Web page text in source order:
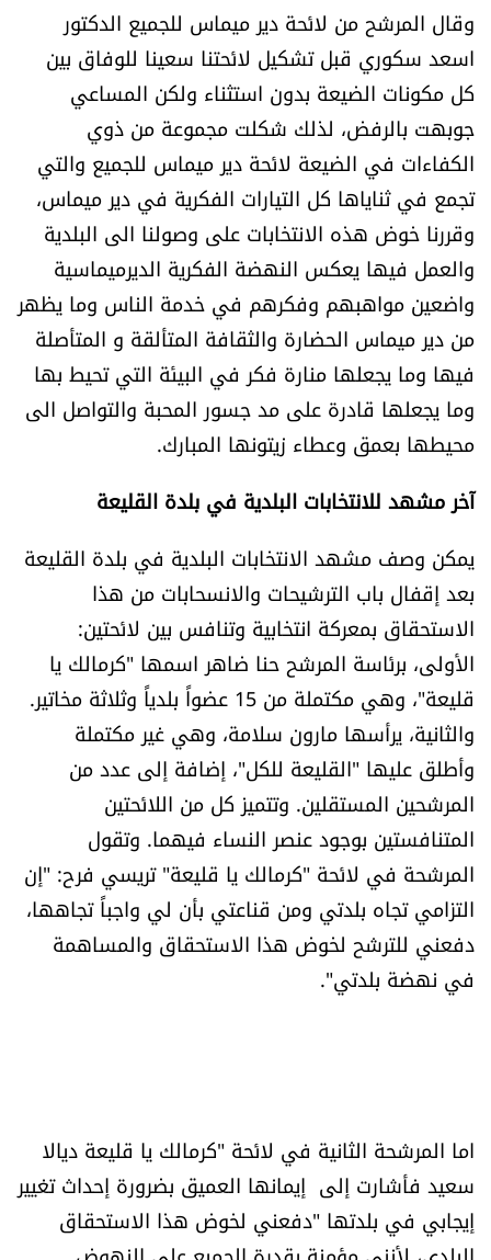
وقال المرشح من لائحة دير ميماس للجميع الدكتور
اسعد سكوري قبل تشكيل لائحتنا سعينا للوفاق بين
كل مكونات الضيعة بدون استثناء ولكن المساعي
جوبهت بالرفض، لذلك شكلت مجموعة من ذوي
الكفاءات في الضيعة لائحة دير ميماس للجميع والتي
تجمع في ثناياها كل التيارات الفكرية في دير ميماس،
وقررنا خوض هذه الانتخابات على وصولنا الى البلدية
والعمل فيها يعكس النهضة الفكرية الديرميماسية
واضعين مواهبهم وفكرهم في خدمة الناس وما يظهر
من دير ميماس الحضارة والثقافة المتألقة و المتأصلة
فيها وما يجعلها منارة فكر في البيئة التي تحيط بها
وما يجعلها قادرة على مد جسور المحبة والتواصل الى
محيطها بعمق وعطاء زيتونها المبارك.
آخر مشهد للانتخابات البلدية في بلدة القليعة
يمكن وصف مشهد الانتخابات البلدية في بلدة القليعة
بعد إقفال باب الترشيحات والانسحابات من هذا
الاستحقاق بمعركة انتخابية وتنافس بين لائحتين:
الأولى، برئاسة المرشح حنا ضاهر اسمها "كرمالك يا
قليعة"، وهي مكتملة من 15 عضواً بلدياً وثلاثة مخاتير.
والثانية، يرأسها مارون سلامة، وهي غير مكتملة
وأطلق عليها "القليعة للكل"، إضافة إلى عدد من
المرشحين المستقلين. وتتميز كل من اللائحتين
المتنافستين بوجود عنصر النساء فيهما. وتقول
المرشحة في لائحة "كرمالك يا قليعة" تريسي فرح: "إن
التزامي تجاه بلدتي ومن قناعتي بأن لي واجباً تجاهها،
دفعني للترشح لخوض هذا الاستحقاق والمساهمة
في نهضة بلدتي".
اما المرشحة الثانية في لائحة "كرمالك يا قليعة ديالا
سعيد فأشارت إلى إيمانها العميق بضرورة إحداث تغيير
إيجابي في بلدتها "دفعني لخوض هذا الاستحقاق